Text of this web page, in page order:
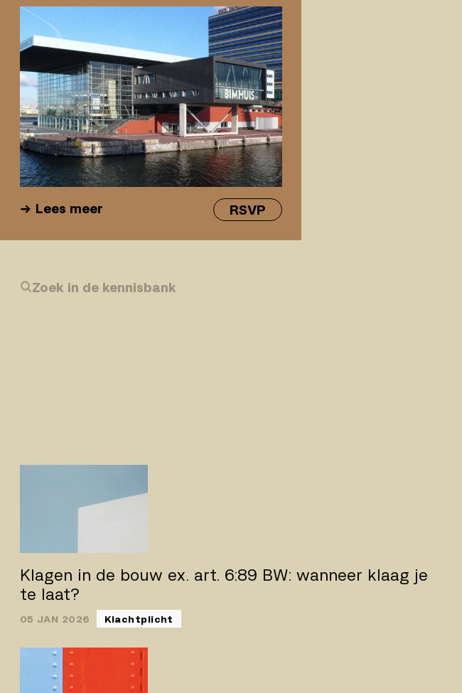
Lees meer RSVP
Zoek in de kennisbank
Klagen in de bouw ex. art. 6:89 BW: wanneer klaag je
te laat?
05 JAN 2026 Klachtplicht